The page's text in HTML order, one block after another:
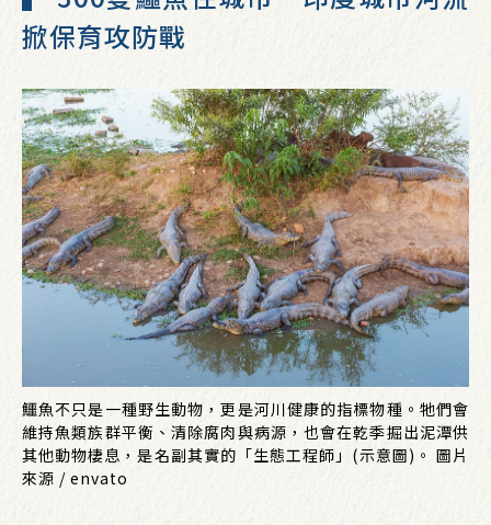
掀保育攻防戰
鱷魚不只是一種野生動物，更是河川健康的指標物種。牠們會
維持魚類族群平衡、清除腐肉與病源，也會在乾季掘出泥潭供
其他動物棲息，是名副其實的「生態工程師」(示意圖)。 圖片
來源 / envato